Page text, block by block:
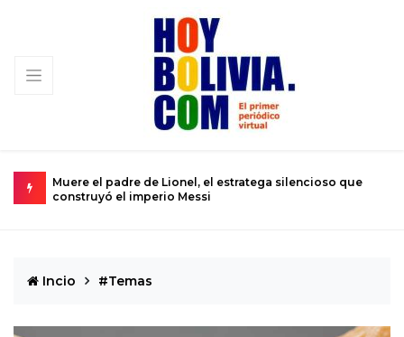
que
Urkupiña: El valle donde la piedra brota milagros y la fe
se convierte en realidad
Incio #Temas